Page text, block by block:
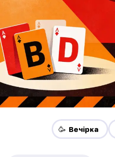
🥳 Вечірка